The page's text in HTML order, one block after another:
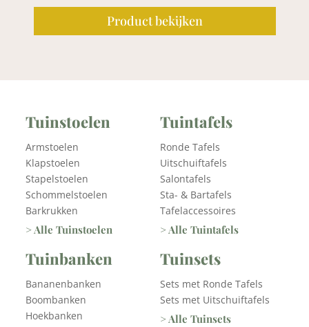
Product bekijken
Tuinstoelen
Armstoelen
Klapstoelen
Stapelstoelen
Schommelstoelen
Barkrukken
> Alle Tuinstoelen
Tuinbanken
Bananenbanken
Boombanken
Hoekbanken
Tuintafels
Ronde Tafels
Uitschuiftafels
Salontafels
Sta- & Bartafels
Tafelaccessoires
> Alle Tuintafels
Tuinsets
Sets met Ronde Tafels
Sets met Uitschuiftafels
> Alle Tuinsets